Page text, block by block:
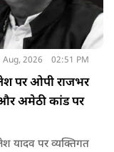
Aug, 2026 02:51 PM
पर ओपी राजभर
अमेठी कांड पर